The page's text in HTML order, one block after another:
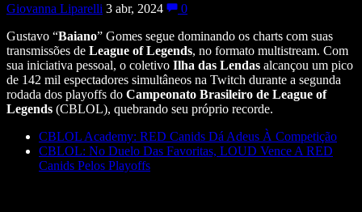
Giovanna Liparelli 3 abr, 2024
0
Gustavo “Baiano” Gomes segue dominando os charts com suas
transmissões de League of Legends, no formato multistream. Com
sua iniciativa pessoal, o coletivo Ilha das Lendas alcançou um pico
de 142 mil espectadores simultâneos na Twitch durante a segunda
rodada dos playoffs do Campeonato Brasileiro de League of
Legends (CBLOL), quebrando seu próprio recorde.
CBLOL Academy: RED Canids Dá Adeus À Competição
CBLOL: No Duelo Das Favoritas, LOUD Vence A RED
Canids Pelos Playoffs